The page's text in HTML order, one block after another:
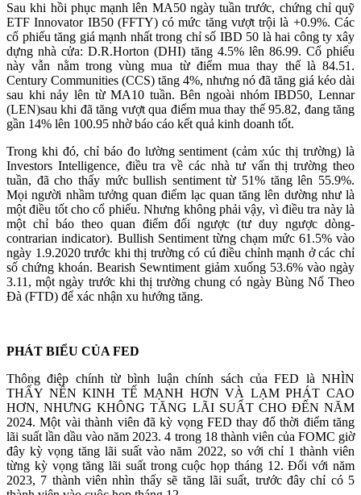
Sau khi hồi phục mạnh lên MA50 ngày tuần trước, chứng chỉ quỹ
ETF Innovator IB50 (FFTY) có mức tăng vượt trội là +0.9%. Các
cổ phiếu tăng giá mạnh nhất trong chỉ số IBD 50 là hai công ty xây
dựng nhà cửa: D.R.Horton (DHI) tăng 4.5% lên 86.99. Cổ phiếu
này vẫn nằm trong vùng mua từ điểm mua thay thế là 84.51.
Century Communities (CCS) tăng 4%, nhưng nó đã tăng giá kéo dài
sau khi nảy lên từ MA10 tuần. Bên ngoài nhóm IBD50, Lennar
(LEN)sau khi đã tăng vượt qua điểm mua thay thế 95.82, đang tăng
gần 14% lên 100.95 nhờ báo cáo kết quả kinh doanh tốt.
Trong khi đó, chỉ báo đo lường sentiment (cảm xúc thị trường) là
Investors Intelligence, điều tra về các nhà tư vấn thị trường theo
tuần, đã cho thấy mức bullish sentiment từ 51% tăng lên 55.9%.
Mọi người nhầm tưởng quan điểm lạc quan tăng lên dường như là
một điều tốt cho cổ phiếu. Nhưng không phải vậy, vì điều tra này là
một chỉ báo theo quan điểm đối ngược (tư duy ngược dòng-
contrarian indicator). Bullish Sentiment từng chạm mức 61.5% vào
ngày 1.9.2020 trước khi thị trường có cú điều chỉnh mạnh ở các chỉ
số chứng khoán. Bearish Sewntiment giảm xuống 53.6% vào ngày
3.11, một ngày trước khi thị trường chung có ngày Bùng Nổ Theo
Đà (FTD) để xác nhận xu hướng tăng.
PHÁT BIỂU CỦA FED
Thông điệp chính từ bình luận chính sách của FED là NHÌN
THẤY NỀN KINH TẾ MẠNH HƠN VÀ LẠM PHÁT CAO
HƠN, NHƯNG KHÔNG TĂNG LÃI SUẤT CHO ĐẾN NĂM
2024. Một vài thành viên đã kỳ vọng FED thay đổ thời điểm tăng
lãi suất lần dầu vào năm 2023. 4 trong 18 thành viên của FOMC giờ
đây kỳ vọng tăng lãi suất vào năm 2022, so với chỉ 1 thành viên
từng kỳ vọng tăng lãi suất trong cuộc họp tháng 12. Đối với năm
2023, 7 thành viên nhìn thấy sẽ tăng lãi suất, trước đây chỉ có 5